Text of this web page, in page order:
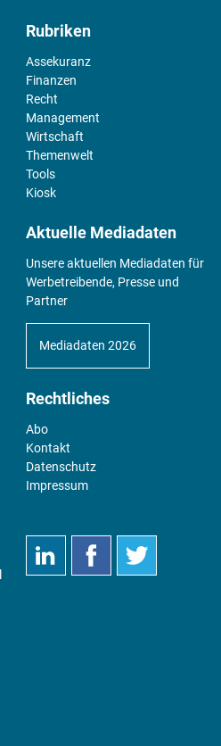
Rubriken
Assekuranz
Finanzen
Recht
Management
Wirtschaft
Themenwelt
Tools
Kiosk
Aktuelle Mediadaten
Unsere aktuellen Mediadaten für
Werbetreibende, Presse und
Partner
Mediadaten 2026
Rechtliches
Abo
Kontakt
Datenschutz
Impressum